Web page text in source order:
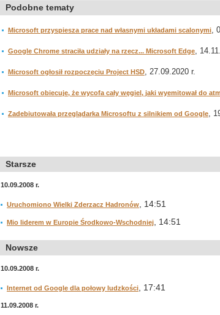
Podobne tematy
Microsoft przyspiesza prace nad własnymi układami scalonymi,
Google Chrome straciła udziały na rzecz... Microsoft Edge,
Microsoft ogłosił rozpoczęciu Project HSD, 27.09.2020 r.
Microsoft obiecuje, że wycofa cały węgiel, jaki wyemitował do
Zadebiutowała przeglądarka Microsoftu z silnikiem od Google,
Starsze
10.09.2008 r.
Uruchomiono Wielki Zderzacz Hadronów , 14:51
Mio liderem w Europie Środkowo-Wschodniej , 14:51
Nowsze
10.09.2008 r.
Internet od Google dla połowy ludzkości , 17:41
11.09.2008 r.